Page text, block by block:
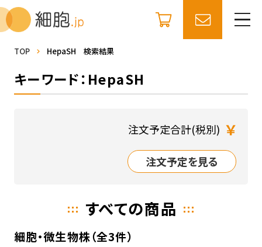
TOP HepaSH 検索結果
キーワード：HepaSH
注文予定合計(税別) ￥
注文予定を見る
すべての商品
細胞・微生物株（全3件）